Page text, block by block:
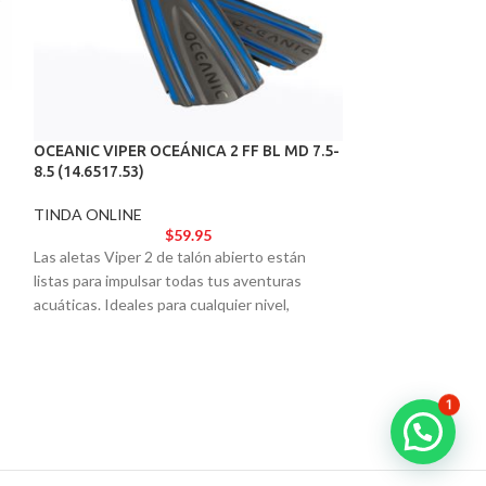
OCEANIC VIPER OCEÁNICA 2 FF BL MD 7.5-
8.5 (14.6517.53)
TINDA ONLINE
$59.95
Las aletas Viper 2 de talón abierto están
listas para impulsar todas tus aventuras
acuáticas. Ideales para cualquier nivel,
1